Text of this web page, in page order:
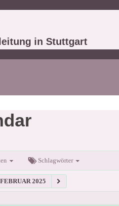
in Stuttgart
Schlagwörter
2025